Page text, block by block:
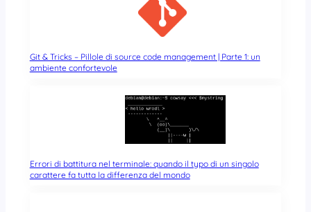
Git & Tricks – Pillole di source code management | Parte 1: un
ambiente confortevole
Errori di battitura nel terminale: quando il typo di un singolo
carattere fa tutta la differenza del mondo